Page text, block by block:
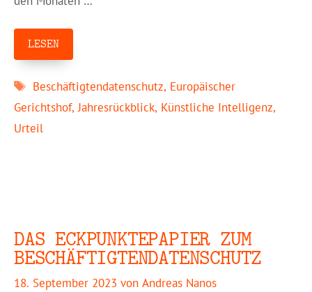
LESEN
Schlagwörter
Beschäftigtendatenschutz, Europäischer
Gerichtshof,Jahresrückblick, Künstliche Intelligenz,
Urteil
DAS ECKPUNKTEPAPIER ZUM
BESCHÄFTIGTENDATENSCHUTZ
18. September 2023 von Andreas Nanos